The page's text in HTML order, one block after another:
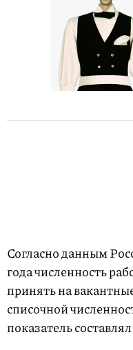
Согласно данным
года численность
принять на
списочной
показатель